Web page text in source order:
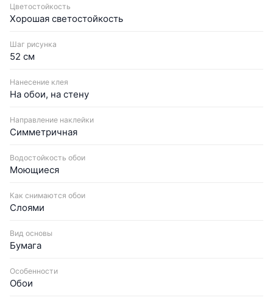
Цветостойкость
Хорошая светостойкость
Шаг рисунка
52 см
Нанесение клея
На обои, на стену
Направление наклейки
Симметричная
Водостойкость обои
Моющиеся
Как снимаются обои
Слоями
Вид основы
Бумага
Особенности
Обои